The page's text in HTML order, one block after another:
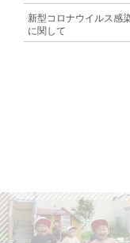
新型コロナウイルス感
に関して